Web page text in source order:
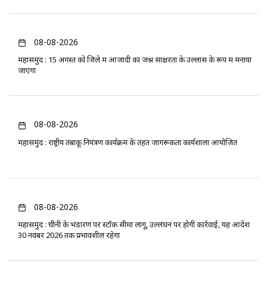
08-08-2026
महासमुंद : 15 अगस्त को जिले में आजादी का जश्न साक्षरता के उल्लास के रूप में मनाया
जाएगा
08-08-2026
महासमुंद : राष्ट्रीय तंबाकू नियंत्रण कार्यक्रम के तहत जागरूकता कार्यशाला आयोजित
08-08-2026
महासमुंद : चीनी के भंडारण पर स्टॉक सीमा लागू, उल्लंघन पर होगी कार्रवाई, यह आदेश
30 नवंबर 2026 तक प्रभावशील रहेगा